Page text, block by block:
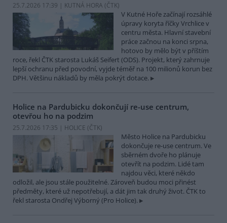
25.7.2026 17:39 | KUTNÁ HORA (ČTK)
V Kutné Hoře začínají rozsáhlé
úpravy koryta říčky Vrchlice v
centru města. Hlavní stavební
práce začnou na konci srpna,
hotovo by mělo být v příštím
roce, řekl ČTK starosta Lukáš Seifert (ODS). Projekt, který zahrnuje
lepší ochranu před povodní, vyjde téměř na 100 milionů korun bez
DPH. Většinu nákladů by měla pokrýt dotace.
Holice na Pardubicku dokončují re-use centrum,
otevřou ho na podzim
25.7.2026 17:35 | HOLICE (ČTK)
Město Holice na Pardubicku
dokončuje re-use centrum. Ve
sběrném dvoře ho plánuje
otevřít na podzim. Lidé tam
najdou věci, které někdo
odložil, ale jsou stále použitelné. Zároveň budou moci přinést
předměty, které už nepotřebují, a dát jim tak druhý život. ČTK to
řekl starosta Ondřej Výborný (Pro Holice).